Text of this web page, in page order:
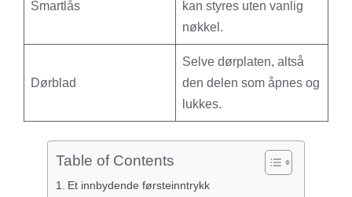
Smartlås
kan styres uten vanlig
nøkkel.
Dørblad
Selve dørplaten, altså
den delen som åpnes og
lukkes.
Table of Contents
Et innbydende førsteinntrykk